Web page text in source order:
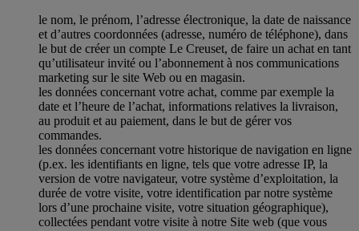
le nom, le prénom, l’adresse électronique, la date de naissance
et d’autres coordonnées (adresse, numéro de téléphone), dans
le but de créer un compte Le Creuset, de faire un achat en tant
qu’utilisateur invité ou l’abonnement à nos communications
marketing sur le site Web ou en magasin.
les données concernant votre achat, comme par exemple la
date et l’heure de l’achat, informations relatives la livraison,
au produit et au paiement, dans le but de gérer vos
commandes.
les données concernant votre historique de navigation en ligne
(p.ex. les identifiants en ligne, tels que votre adresse IP, la
version de votre navigateur, votre système d’exploitation, la
durée de votre visite, votre identification par notre système
lors d’une prochaine visite, votre situation géographique),
collectées pendant votre visite à notre Site web (que vous